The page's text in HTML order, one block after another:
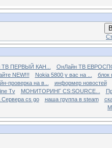
ТВ ПЕРВЫЙ КАН...
ОнЛайн ТВ
NEW!!! Nokia 5800 у вас на ...
блок
проверка на в...
информер новостей
Tv МОНИТОРИНГ CS:SOURCE...
Сервера cs go наша группа в steam